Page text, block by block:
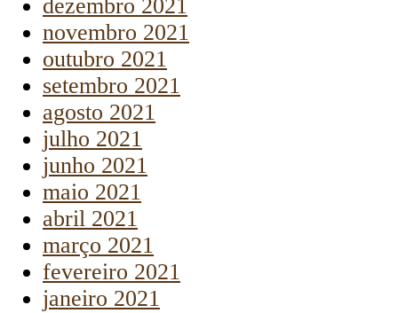
dezembro 2021
novembro 2021
outubro 2021
setembro 2021
agosto 2021
julho 2021
junho 2021
maio 2021
abril 2021
março 2021
fevereiro 2021
janeiro 2021